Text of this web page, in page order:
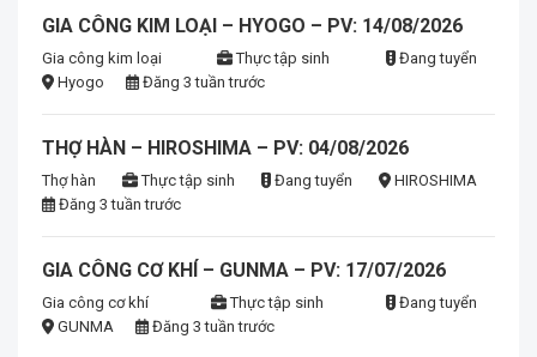
GIA CÔNG KIM LOẠI – HYOGO – PV: 14/08/2026
Gia công kim loại Thực tập sinh
Đang tuyển
Hyogo
Đăng 3 tuần trước
THỢ HÀN – HIROSHIMA – PV: 04/08/2026
Thợ hàn Thực tập sinh Đang tuyển
HIROSHIMA
Đăng 3 tuần trước
GIA CÔNG CƠ KHÍ – GUNMA – PV: 17/07/2026
Gia công cơ khí Thực tập sinh
Đang tuyển
GUNMA
Đăng 3 tuần trước